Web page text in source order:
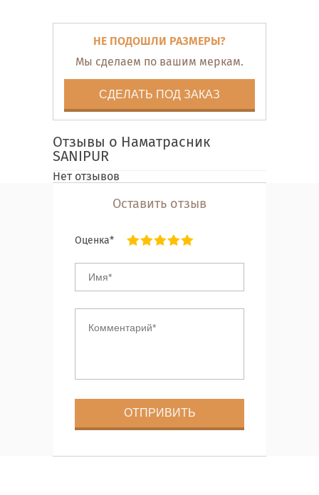
НЕ ПОДОШЛИ РАЗМЕРЫ?
Мы сделаем по вашим меркам.
СДЕЛАТЬ ПОД ЗАКАЗ
Отзывы о Наматрасник
SANIPUR
Нет отзывов
Оставить отзыв
Оценка*